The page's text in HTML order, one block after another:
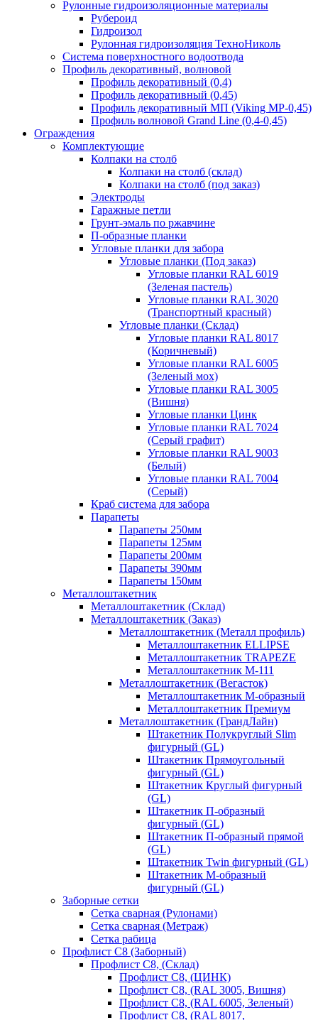
Рулонные гидроизоляционные материалы
Рубероид
Гидроизол
Рулонная гидроизоляция ТехноНиколь
Система поверхностного водоотвода
Профиль декоративный, волновой
Профиль декоративный (0,4)
Профиль декоративный (0,45)
Профиль декоративный МП (Viking MP-0,45)
Профиль волновой Grand Line (0,4-0,45)
Ограждения
Комплектующие
Колпаки на столб
Колпаки на столб (склад)
Колпаки на столб (под заказ)
Электроды
Гаражные петли
Грунт-эмаль по ржавчине
П-образные планки
Угловые планки для забора
Угловые планки (Под заказ)
Угловые планки RAL 6019
(Зеленая пастель)
Угловые планки RAL 3020
(Транспортный красный)
Угловые планки (Склад)
Угловые планки RAL 8017
(Коричневый)
Угловые планки RAL 6005
(Зеленый мох)
Угловые планки RAL 3005
(Вишня)
Угловые планки Цинк
Угловые планки RAL 7024
(Серый графит)
Угловые планки RAL 9003
(Белый)
Угловые планки RAL 7004
(Серый)
Краб система для забора
Парапеты
Парапеты 250мм
Парапеты 125мм
Парапеты 200мм
Парапеты 390мм
Парапеты 150мм
Металлоштакетник
Металлоштакетник (Склад)
Металлоштакетник (Заказ)
Металлоштакетник (Металл профиль)
Металлоштакетник ELLIPSE
Металлоштакетник TRAPEZE
Металлоштакетник М-111
Металлоштакетник (Вегасток)
Металлоштакетник М-образный
Металлоштакетник Премиум
Металлоштакетник (ГрандЛайн)
Штакетник Полукруглый Slim
фигурный (GL)
Штакетник Прямоугольный
фигурный (GL)
Штакетник Круглый фигурный
(GL)
Штакетник П-образный
фигурный (GL)
Штакетник П-образный прямой
(GL)
Штакетник Twin фигурный (GL)
Штакетник М-образный
фигурный (GL)
Заборные сетки
Сетка сварная (Рулонами)
Сетка сварная (Метраж)
Сетка рабица
Профлист С8 (Заборный)
Профлист С8, (Склад)
Профлист С8, (ЦИНК)
Профлист С8, (RAL 3005, Вишня)
Профлист С8, (RAL 6005, Зеленый)
Профлист С8, (RAL 8017,